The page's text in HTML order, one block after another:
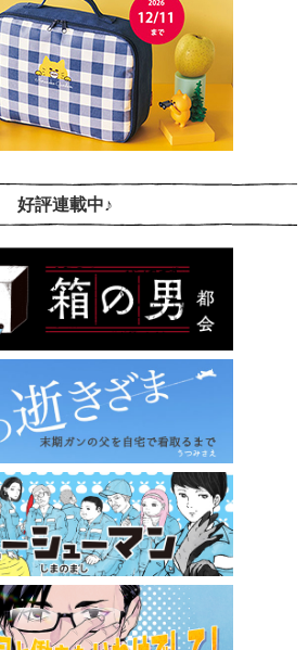
好評連載中♪